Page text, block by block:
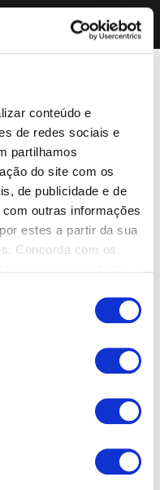
conteúdo e
de redes sociais e
partilhamos
do site com os
de publicidade e de
outras informações
estes a partir da sua
Concorda com os